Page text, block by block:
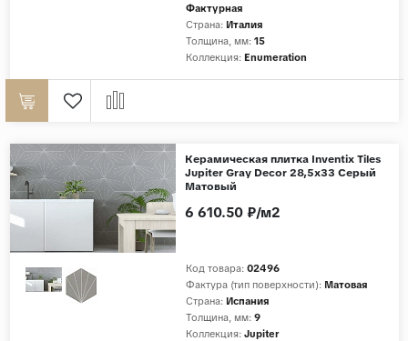
Фактурная
Страна: Италия
Толщина, мм: 15
Коллекция: Enumeration
Керамическая плитка Inventix Tiles
Jupiter Gray Decor 28,5x33 Серый
Матовый
Код товара: 02496
Фактура (тип поверхности): Матовая
Страна: Испания
Толщина, мм: 9
Коллекция: Jupiter
6 610.50 ₽/м2